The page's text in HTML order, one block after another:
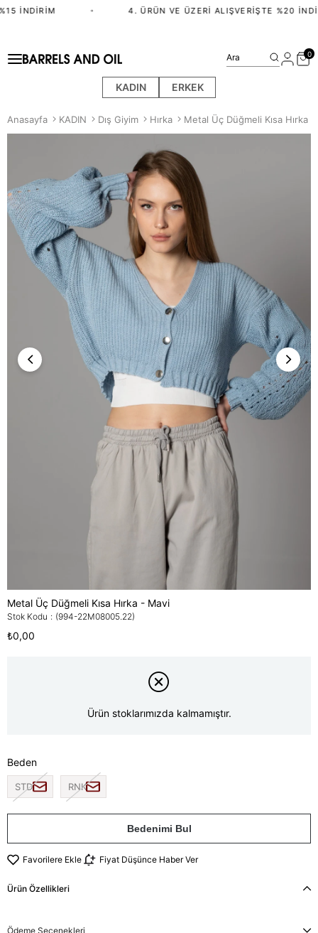
İNDIRIM 4. ÜRÜN VE ÜZERI ALIŞVERIŞTE %20
KADIN ERKEK
Ara 0
Anasayfa KADIN Dış Giyim Hırka Metal Üç Düğmeli Kısa Hırka
Metal Üç Düğmeli Kısa Hırka - Mavi
Stok Kodu (994-22M08005.22)
₺0,00
Ürün stoklarımızda kalmamıştır.
Beden
STD RNK
Bedenimi Bul
Favorilere Ekle Fiyat Düşünce Haber Ver
Ürün Özellikleri
Ödeme Seçenekleri